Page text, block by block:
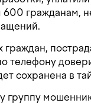
600 гражданам,
телефону
сохранена в
группу